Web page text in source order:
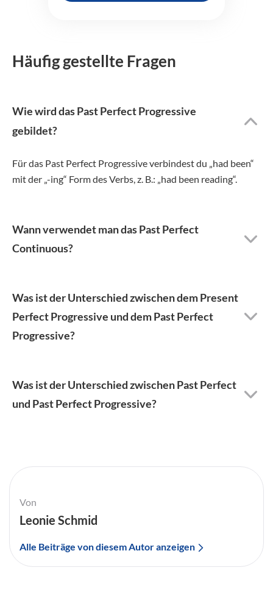
Häufig gestellte Fragen
Wie wird das Past Perfect Progressive
gebildet?
Für das Past Perfect Progressive verbindest du „had been“
mit der „-ing“ Form des Verbs, z. B.: „had been reading“.
Wann verwendet man das Past Perfect
Continuous?
Was ist der Unterschied zwischen dem Present
Perfect Progressive und dem Past Perfect
Progressive?
Was ist der Unterschied zwischen Past Perfect
und Past Perfect Progressive?
Von
Leonie Schmid
Alle Beiträge von diesem Autor anzeigen